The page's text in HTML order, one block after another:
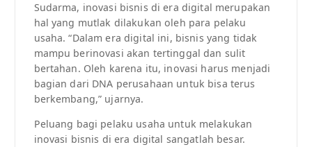
Sudarma, inovasi bisnis di era digital merupakan
hal yang mutlak dilakukan oleh para pelaku
usaha. “Dalam era digital ini, bisnis yang tidak
mampu berinovasi akan tertinggal dan sulit
bertahan. Oleh karena itu, inovasi harus menjadi
bagian dari DNA perusahaan untuk bisa terus
berkembang,” ujarnya.
Peluang bagi pelaku usaha untuk melakukan
inovasi bisnis di era digital sangatlah besar.